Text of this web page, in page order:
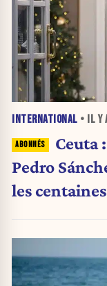
INTERNATIONAL • IL Y
Ceuta
Pedro
les